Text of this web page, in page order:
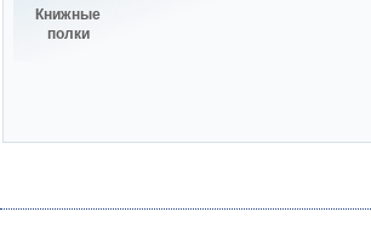
Книжные
полки